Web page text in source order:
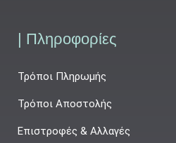
| Πληροφορίες
Τρόποι Πληρωμής
Τρόποι Αποστολής
Επιστροφές & Αλλαγές